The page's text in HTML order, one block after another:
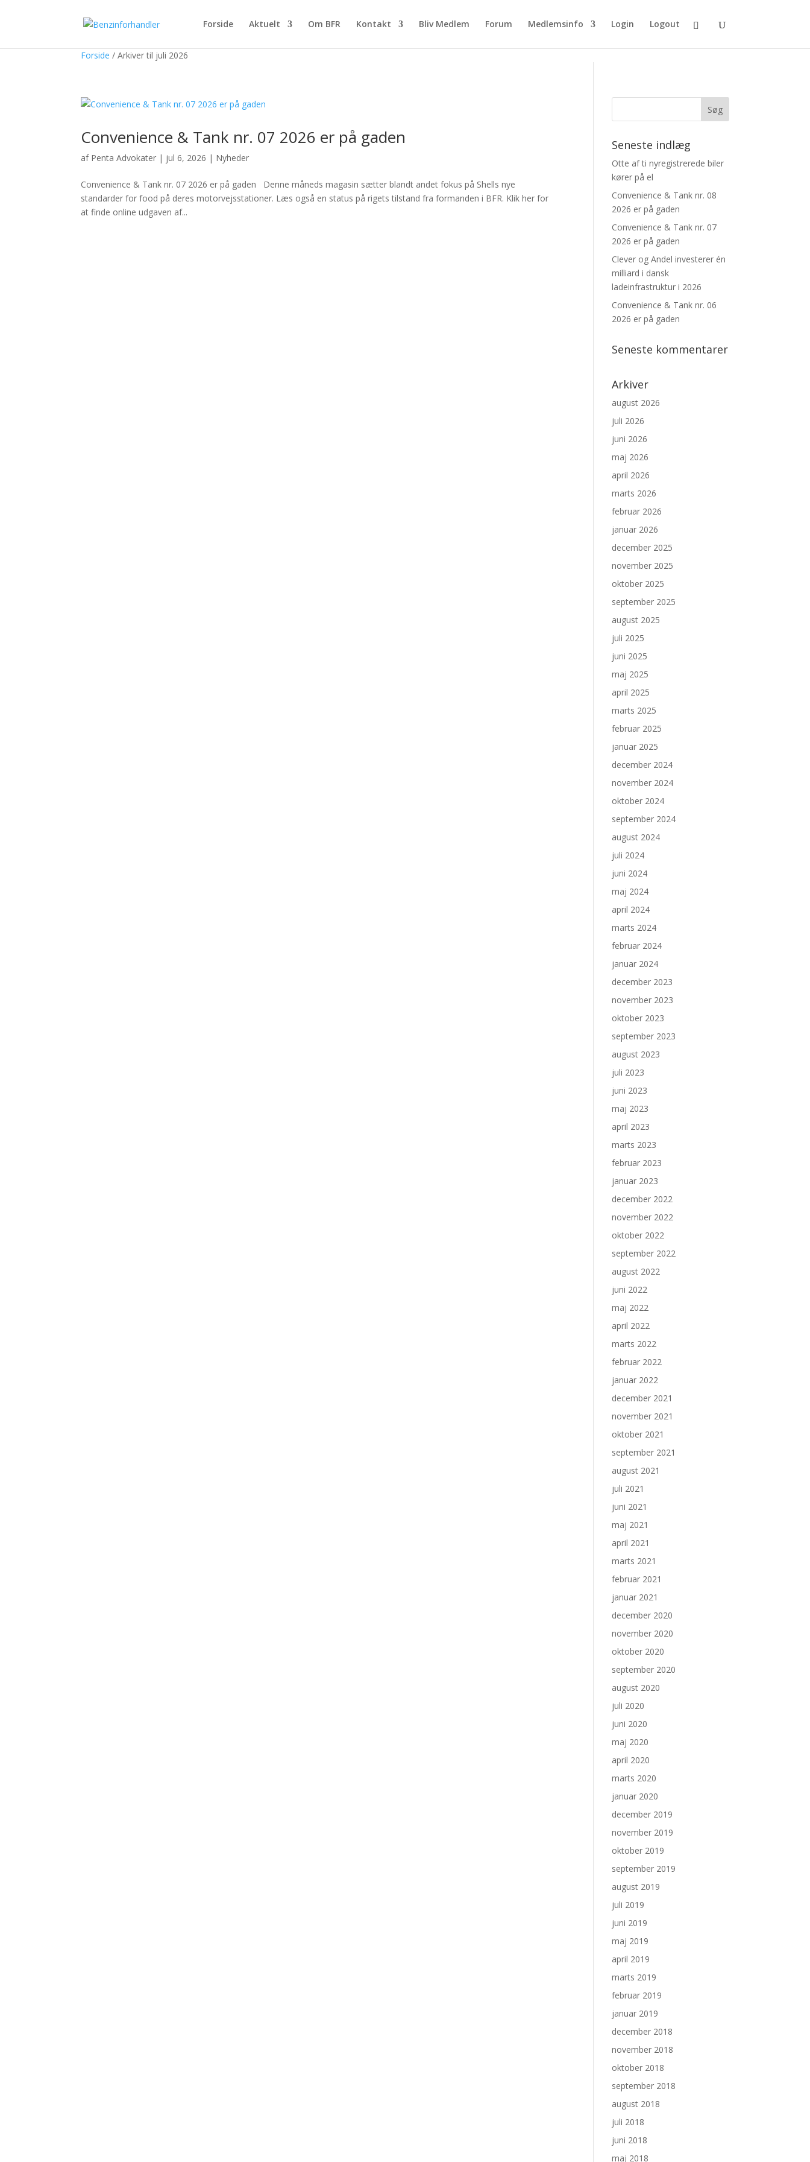
Forside Aktuelt Om BFR Kontakt Bliv Medlem Forum Medlemsinfo Login Logout
Forside /Arkiver til juli 2026
Convenience & Tank nr. 07 2026 er på gaden
af Penta Advokater | jul 6, 2026 | Nyheder
Convenience & Tank nr. 07 2026 er på gaden Denne måneds magasin sætter blandt andet fokus på Shells nye
standarder for food på deres motorvejsstationer. Læs også en status på rigets tilstand fra formanden i BFR. Klik her for
at finde online udgaven af...
Seneste indlæg
Otte af ti nyregistrerede biler
kører på el
Convenience & Tank nr. 08
2026 er på gaden
Convenience & Tank nr. 07
2026 er på gaden
Clever og Andel investerer én
milliard i dansk
ladeinfrastruktur i 2026
Convenience & Tank nr. 06
2026 er på gaden
Seneste kommentarer
Arkiver
august 2026
juli 2026
juni 2026
maj 2026
april 2026
marts 2026
februar 2026
januar 2026
december 2025
november 2025
oktober 2025
september 2025
august 2025
juli 2025
juni 2025
maj 2025
april 2025
marts 2025
februar 2025
januar 2025
december 2024
november 2024
oktober 2024
september 2024
august 2024
juli 2024
juni 2024
maj 2024
april 2024
marts 2024
februar 2024
januar 2024
december 2023
november 2023
oktober 2023
september 2023
august 2023
juli 2023
juni 2023
maj 2023
april 2023
marts 2023
februar 2023
januar 2023
december 2022
november 2022
oktober 2022
september 2022
august 2022
juni 2022
maj 2022
april 2022
marts 2022
februar 2022
januar 2022
december 2021
november 2021
oktober 2021
september 2021
august 2021
juli 2021
juni 2021
maj 2021
april 2021
marts 2021
februar 2021
januar 2021
december 2020
november 2020
oktober 2020
september 2020
august 2020
juli 2020
juni 2020
maj 2020
april 2020
marts 2020
januar 2020
december 2019
november 2019
oktober 2019
september 2019
august 2019
juli 2019
juni 2019
maj 2019
april 2019
marts 2019
februar 2019
januar 2019
december 2018
november 2018
oktober 2018
september 2018
august 2018
juli 2018
juni 2018
maj 2018